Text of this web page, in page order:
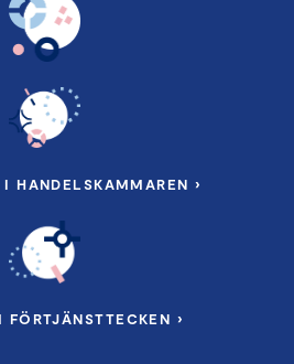
HANDELSKAMMAREN ›
FÖRTJÄNSTTECKEN ›